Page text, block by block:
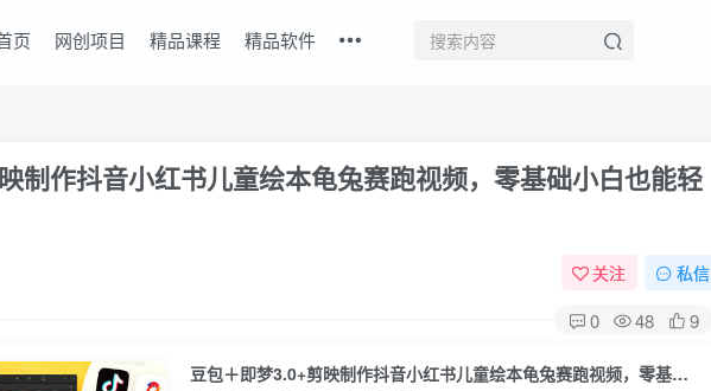
页 网创项目 精品课程 精品软件
制作抖音小红书儿童绘本龟兔赛跑视频，零基础小白也能轻
关注 私信
0 48 9
豆包＋即梦3.0+剪映制作抖音小红书儿童绘本龟兔赛跑视频，零基础小白也能轻松上手